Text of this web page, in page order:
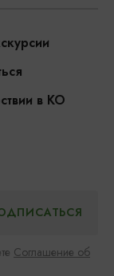
в КО
Соглашение об